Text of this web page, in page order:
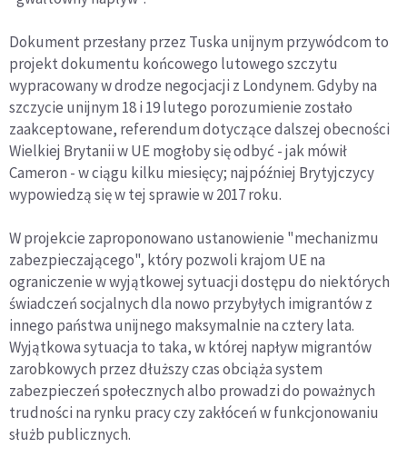
Dokument przesłany przez Tuska unijnym przywódcom to
projekt dokumentu końcowego lutowego szczytu
wypracowany w drodze negocjacji z Londynem. Gdyby na
szczycie unijnym 18 i 19 lutego porozumienie zostało
zaakceptowane, referendum dotyczące dalszej obecności
Wielkiej Brytanii w UE mogłoby się odbyć - jak mówił
Cameron - w ciągu kilku miesięcy; najpóźniej Brytyjczycy
wypowiedzą się w tej sprawie w 2017 roku.
W projekcie zaproponowano ustanowienie "mechanizmu
zabezpieczającego", który pozwoli krajom UE na
ograniczenie w wyjątkowej sytuacji dostępu do niektórych
świadczeń socjalnych dla nowo przybyłych imigrantów z
innego państwa unijnego maksymalnie na cztery lata.
Wyjątkowa sytuacja to taka, w której napływ migrantów
zarobkowych przez dłuższy czas obciąża system
zabezpieczeń społecznych albo prowadzi do poważnych
trudności na rynku pracy czy zakłóceń w funkcjonowaniu
służb publicznych.